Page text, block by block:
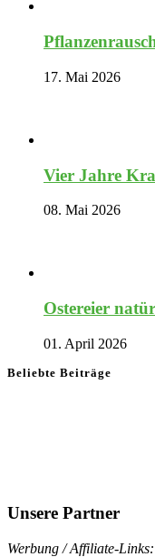
17. Mai 2026
Vier Jahre
08. Mai 2026
Ostereier
01. April 2026
Beliebte Beiträge
Unsere Partner
Werbung / Affiliate-